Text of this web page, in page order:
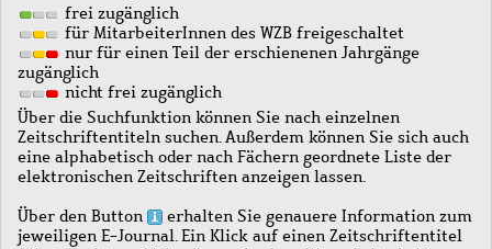
frei zugänglich
für MitarbeiterInnen des WZB freigeschaltet
nur für einen Teil der erschienenen Jahrgänge
zugänglich
nicht frei zugänglich
Über die Suchfunktion können Sie nach einzelnen
Zeitschriftentiteln suchen. Außerdem können Sie sich auch
eine alphabetisch oder nach Fächern geordnete Liste der
elektronischen Zeitschriften anzeigen lassen.
Über den Button
erhalten Sie genauere Information zum
jeweiligen E-Journal. Ein Klick auf einen Zeitschriftentitel